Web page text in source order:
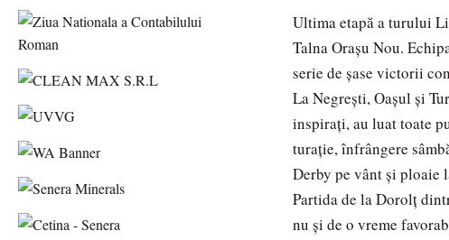
Ultima etapă a turului
Talna Orașu Nou.
serie de șase victorii
La Negrești, Oașul și
inspirați, au luat toate
turație, înfrângere
Derby pe vânt și ploaie
Partida de la Dorolț
nu și de o vreme